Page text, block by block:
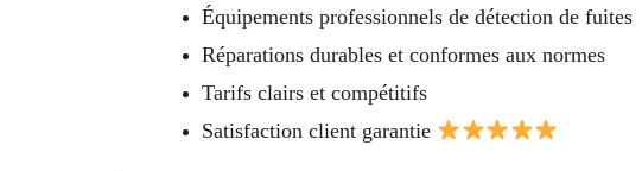
Équipements professionnels de détection de fuites
Réparations durables et conformes aux normes
Tarifs clairs et compétitifs
Satisfaction client garantie